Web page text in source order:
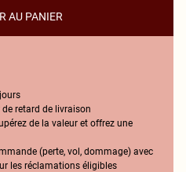
AU PANIER
retard de livraison
de la valeur et offrez une
(perte, vol, dommage) avec
les réclamations éligibles